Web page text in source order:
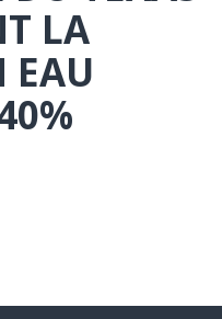
LA
EAU